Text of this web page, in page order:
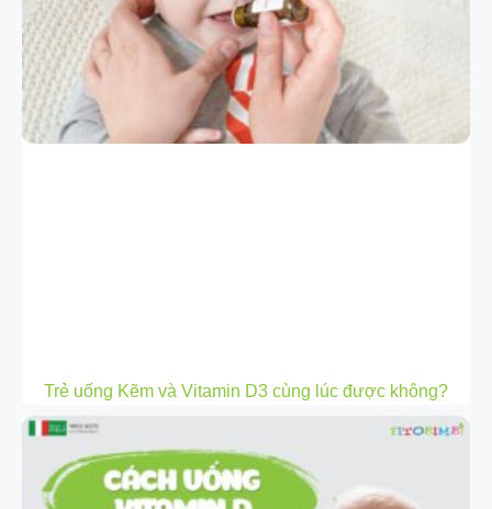
Trẻ uống Kẽm và Vitamin D3 cùng lúc được không?